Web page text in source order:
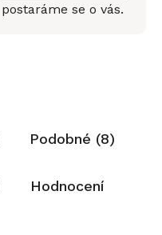
postaráme se o vás.
Podobné (8)
Hodnocení